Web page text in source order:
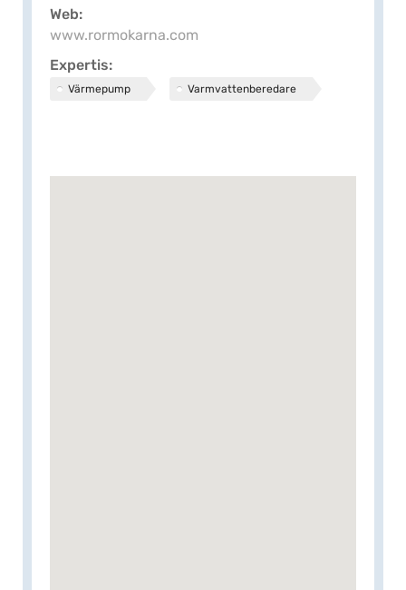
Web
www.rormokarna.com
Expertis
Värmepump Varmvattenberedare